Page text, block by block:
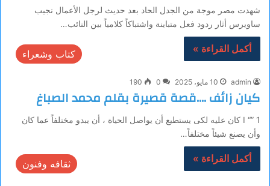
شهدت مصر موجة من الجدل الحاد بعد حديث لرجل الأعمال نجيب
ساويرس أثار ردود فعل متباينة واشتباكاً كلامياً بين النائب…
أكمل القراءة » كتاب وشعراء
admin 10 مايو، 2025 0
190
كيان زائف ….قصة قصيرة بقلم محمد الصباغ
I “” 1 كان عليه لكى يستطيع أن يواصل الحياة ، أن يبدو مختلفاً عما كان
وأن يصنع شيئاً مختلفاً…
أكمل القراءة » ثقافه وفنون